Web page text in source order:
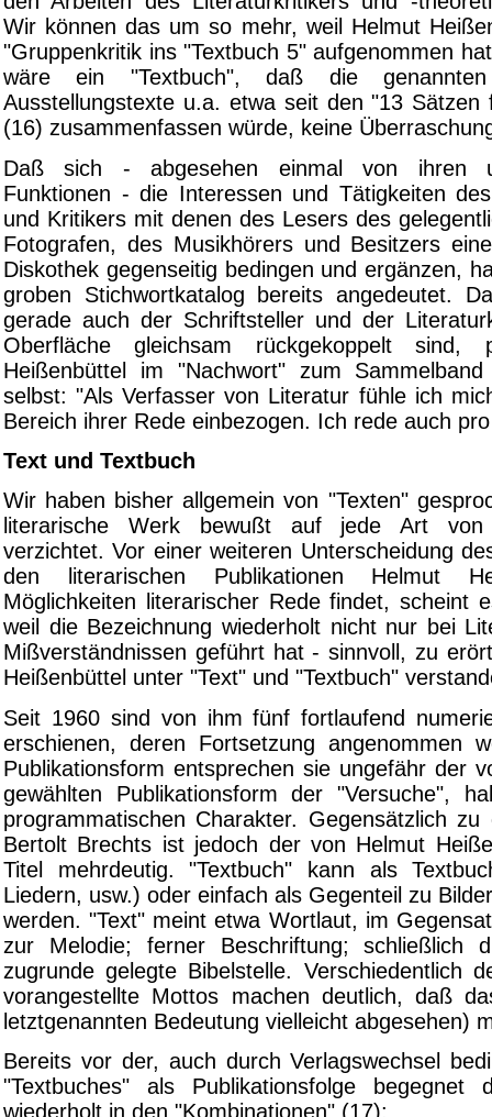
Wir können das um so mehr, weil Helmut
"Gruppenkritik ins "Textbuch 5" aufgenommen
wäre ein "Textbuch", daß die
Ausstellungstexte u.a. etwa seit den "13 Sätzen
(16) zusammenfassen würde, keine
Daß sich - abgesehen einmal von ihren
Funktionen - die Interessen und Tätigkeiten
und Kritikers mit denen des Lesers des
Fotografen, des Musikhörers und Besitzers
Diskothek gegenseitig bedingen und ergänzen,
groben Stichwortkatalog bereits angedeutet.
gerade auch der Schriftsteller und der
Oberfläche gleichsam rückgekoppelt sind,
Heißenbüttel im "Nachwort" zum
selbst: "Als Verfasser von Literatur fühle ich
Bereich ihrer Rede einbezogen. Ich rede auch
Text und Textbuch
Wir haben bisher allgemein von "Texten"
literarische Werk bewußt auf jede Art von
verzichtet. Vor einer weiteren Unterscheidung
den literarischen Publikationen Helmut
Möglichkeiten literarischer Rede findet, scheint
weil die Bezeichnung wiederholt nicht nur bei
Mißverständnissen geführt hat - sinnvoll, zu
Heißenbüttel unter "Text" und "Textbuch"
Seit 1960 sind von ihm fünf fortlaufend
erschienen, deren Fortsetzung angenommen
Publikationsform entsprechen sie ungefähr der
gewählten Publikationsform der "Versuche",
programmatischen Charakter. Gegensätzlich zu
Bertolt Brechts ist jedoch der von Helmut
Titel mehrdeutig. "Textbuch" kann als
Liedern, usw.) oder einfach als Gegenteil zu
werden. "Text" meint etwa Wortlaut, im
zur Melodie; ferner Beschriftung; schließlich
zugrunde gelegte Bibelstelle. Verschiedentlich
vorangestellte Mottos machen deutlich, daß
letztgenannten Bedeutung vielleicht abgesehen)
Bereits vor der, auch durch Verlagswechsel
"Textbuches" als Publikationsfolge begegnet
wiederholt in den "Kombinationen" (17):